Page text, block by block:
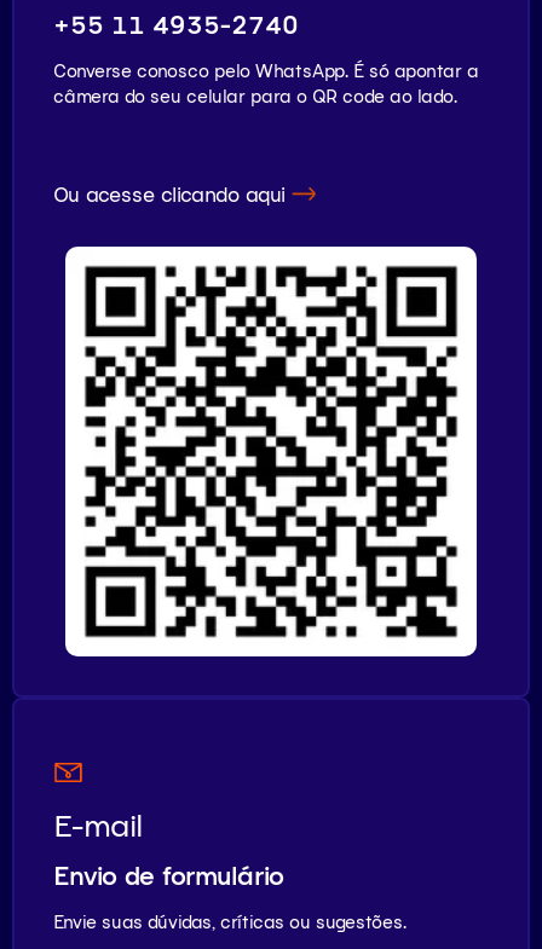
+55 11 4935-2740
Converse conosco pelo WhatsApp. É só apontar a
câmera do seu celular para o QR code ao lado.
Ou acesse clicando aqui
E-mail
Envio de formulário
Envie suas dúvidas, críticas ou sugestões.